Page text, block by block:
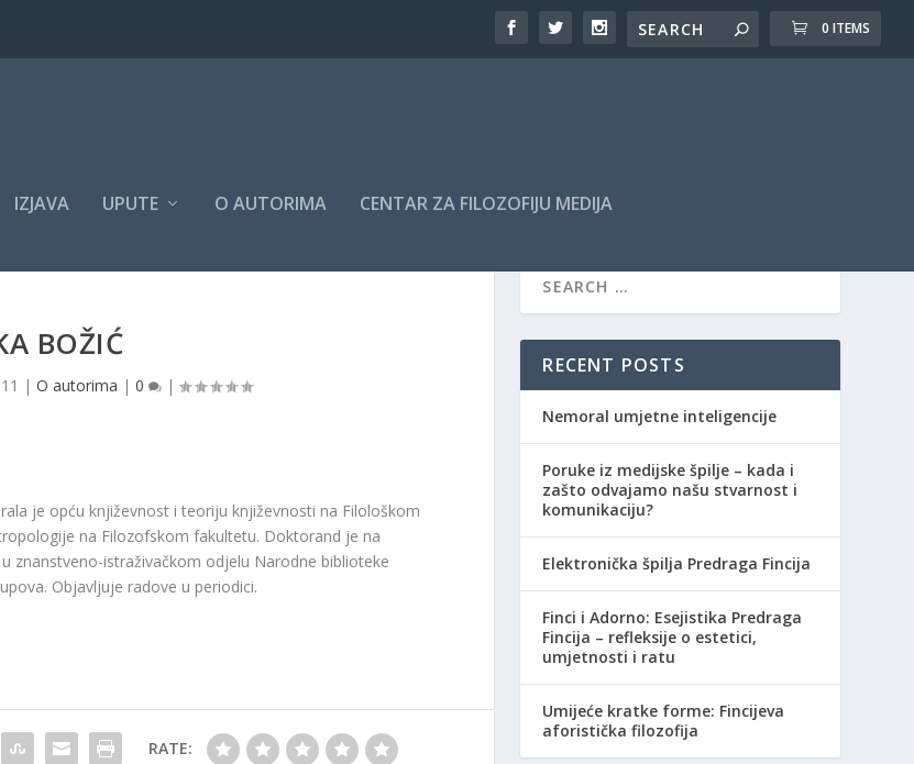
0 ITEMS
IZJAVA UPUTE O AUTORIMA CENTAR ZA FILOZOFIJU MEDIJA
BOŽIĆ
|O autorima |0 |
je opću književnost i teoriju književnosti na Filološkom
na Filozofskom fakultetu. Doktorand je na
znanstveno-istraživačkom odjelu Narodne biblioteke
Objavljuje radove u periodici.
RATE:
RECENT POSTS
Nemoral umjetne inteligencije
Poruke iz medijske špilje – kada i
zašto odvajamo našu stvarnost i
komunikaciju?
Elektronička špilja Predraga Fincija
Finci i Adorno: Esejistika Predraga
Fincija – refleksije o estetici,
umjetnosti i ratu
Umijeće kratke forme: Fincijeva
aforistička filozofija